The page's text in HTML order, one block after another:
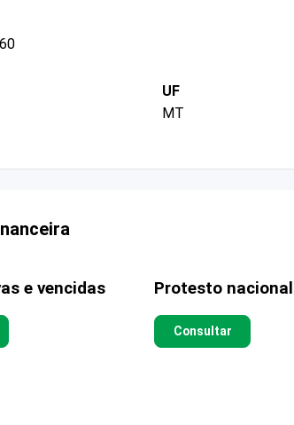
UF
MT
e vencidas Protesto nacional
Consultar